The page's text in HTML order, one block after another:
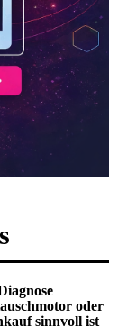
oder
sinnvoll ist